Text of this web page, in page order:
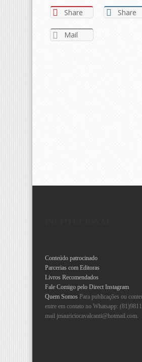
Share Share
Mail
Conteúdo patrocinado
Parcerias com Editoras
Livros Recomendados
Fale Comigo pelo Direct Instagram
Quem Somos Para publicações ou
entre em contato no Whatsapp:
mail jmauriciocavalcanti@hotmail.com.